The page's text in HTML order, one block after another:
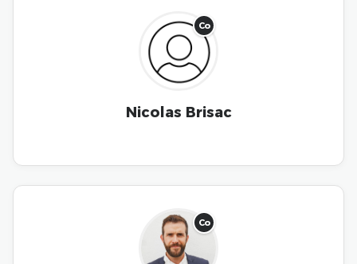
Co
Nicolas Brisac
Co